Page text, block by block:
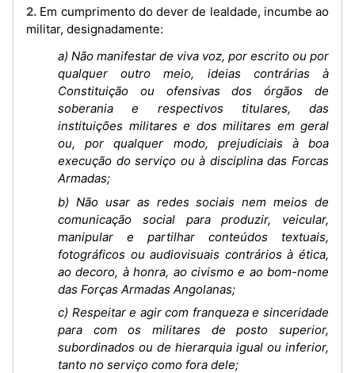
2. Em cumprimento do dever de lealdade, incumbe ao
militar, designadamente:
a) Não manifestar de viva voz, por escrito ou por
qualquer outro meio, ideias contrárias à
Constituição ou ofensivas dos órgãos de
soberania e respectivos titulares, das
instituições militares e dos militares em geral
ou, por qualquer modo, prejudiciais à boa
execução do serviço ou à disciplina das Forcas
Armadas;
b) Não usar as redes sociais nem meios de
comunicação social para produzir, veicular,
manipular e partilhar conteúdos textuais,
fotográficos ou audiovisuais contrários à ética,
ao decoro, à honra, ao civismo e ao bom-nome
das Forças Armadas Angolanas;
c) Respeitar e agir com franqueza e sinceridade
para com os militares de posto superior,
subordinados ou de hierarquia igual ou inferior,
tanto no serviço como fora dele;